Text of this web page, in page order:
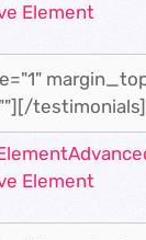
Element
Element